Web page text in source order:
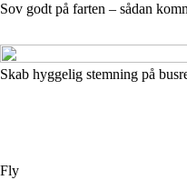
Sov godt på farten – sådan
Skab hyggelig stemning på
Fly